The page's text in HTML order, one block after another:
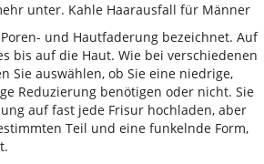
unter. Kahle Haarausfall für Männer
und Hautfaderung bezeichnet. Auf
bis auf die Haut. Wie bei verschiedenen
Sie auswählen, ob Sie eine niedrige,
Reduzierung benötigen oder nicht. Sie
auf fast jede Frisur hochladen, aber
Teil und eine funkelnde Form,